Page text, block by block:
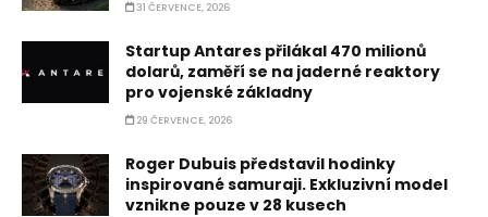
31 ČERVENCE, 2026
Startup Antares přilákal 470 milionů
dolarů, zaměří se na jaderné reaktory
pro vojenské základny
29 ČERVENCE, 2026
Roger Dubuis představil hodinky
inspirované samuraji. Exkluzivní model
vznikne pouze v 28 kusech